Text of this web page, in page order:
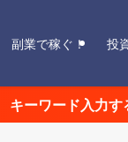
副業で稼ぐ！ 投
キーワード入力